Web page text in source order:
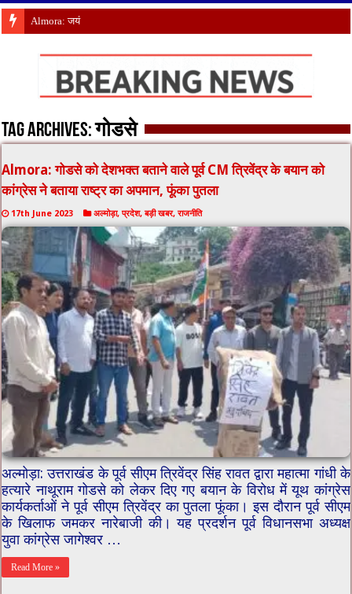
Almora: जयंती पर गृह
Tag Archives:गोडसे
Almora: गोडसे को देशभक्त बताने वाले पूर्व CM त्रिवेंद्र के बयान को
कांग्रेस ने बताया राष्ट्र का अपमान, फूंका पुतला
17th June 2023 अल्मोड़ा,प्रदेश,बड़ी खबर,राजनीति
अल्मोड़ा: उत्तराखंड के पूर्व सीएम त्रिवेंद्र सिंह रावत द्वारा महात्मा गांधी के
हत्यारे नाथूराम गोडसे को लेकर दिए गए बयान के विरोध में यूथ कांग्रेस
कार्यकर्ताओं ने पूर्व सीएम त्रिवेंद्र का पुतला फूंका। इस दौरान पूर्व सीएम
के खिलाफ जमकर नारेबाजी की। यह प्रदर्शन पूर्व विधानसभा अध्यक्ष
युवा कांग्रेस जागेश्वर …
Read More »